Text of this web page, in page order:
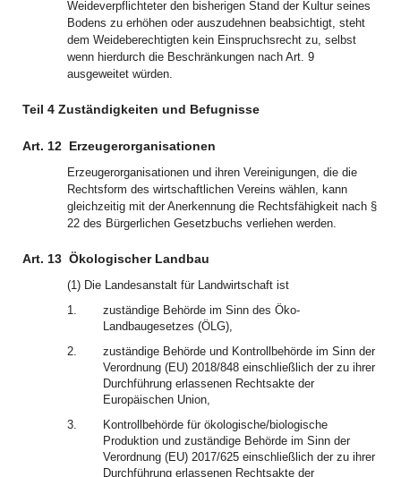
Weideverpflichteter den bisherigen Stand der Kultur seines
Bodens zu erhöhen oder auszudehnen beabsichtigt, steht
dem Weideberechtigten kein Einspruchsrecht zu, selbst
wenn hierdurch die Beschränkungen nach Art. 9
ausgeweitet würden.
Teil 4 Zuständigkeiten und Befugnisse
Art. 12 Erzeugerorganisationen
Erzeugerorganisationen und ihren Vereinigungen, die die
Rechtsform des wirtschaftlichen Vereins wählen, kann
gleichzeitig mit der Anerkennung die Rechtsfähigkeit nach §
22 des Bürgerlichen Gesetzbuchs verliehen werden.
Art. 13 Ökologischer Landbau
(1) Die Landesanstalt für Landwirtschaft ist
1.
zuständige Behörde im Sinn des Öko-
Landbaugesetzes (ÖLG),
2.
zuständige Behörde und Kontrollbehörde im Sinn der
Verordnung (EU) 2018/848 einschließlich der zu ihrer
Durchführung erlassenen Rechtsakte der
Europäischen Union,
3.
Kontrollbehörde für ökologische/biologische
Produktion und zuständige Behörde im Sinn der
Verordnung (EU) 2017/625 einschließlich der zu ihrer
Durchführung erlassenen Rechtsakte der